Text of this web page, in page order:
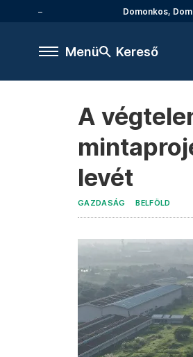
Domonkos,
Menü Kereső
A
levét
GAZDASÁG BELFÖLD